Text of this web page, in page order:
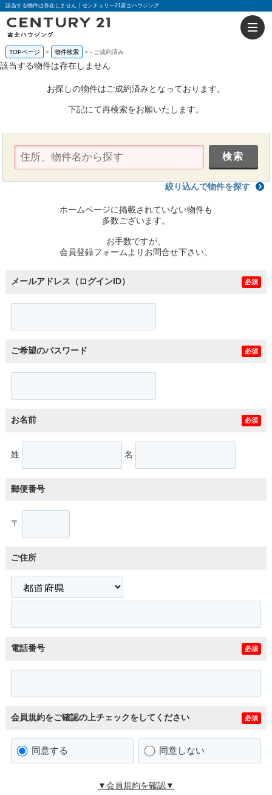
該当する物件は存在しません｜センチュリー21富士ハウジング
TOPページ 物件検索 - ご成約済み
該当する物件は存在しません
お探しの物件はご成約済みとなっております。
下記にて再検索をお願いたします。
絞り込んで物件を探す
ホームページに掲載されていない物件も
多数ございます。
お手数ですが、
会員登録フォームよりお問合せ下さい。
メールアドレス（ログインID） 必須
ご希望のパスワード 必須
お名前 必須
姓 名
郵便番号
〒
ご住所
電話番号 必須
会員規約をご確認の上チェックをしてください 必須
同意する 同意しない
▼会員規約を確認▼